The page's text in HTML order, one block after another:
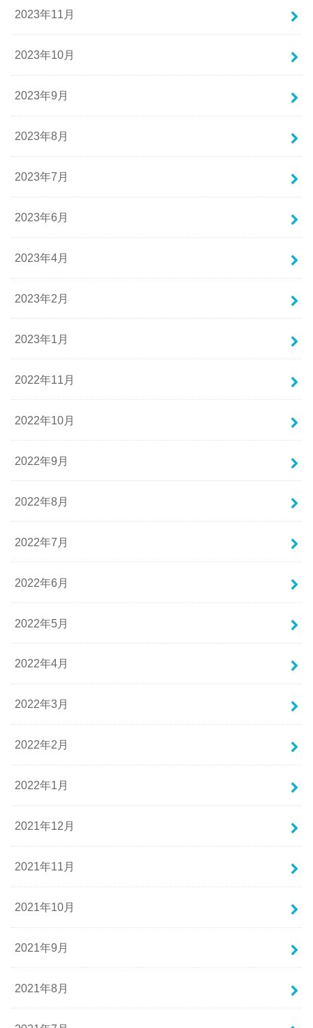
2023年11月
2023年10月
2023年9月
2023年8月
2023年7月
2023年6月
2023年4月
2023年2月
2023年1月
2022年11月
2022年10月
2022年9月
2022年8月
2022年7月
2022年6月
2022年5月
2022年4月
2022年3月
2022年2月
2022年1月
2021年12月
2021年11月
2021年10月
2021年9月
2021年8月